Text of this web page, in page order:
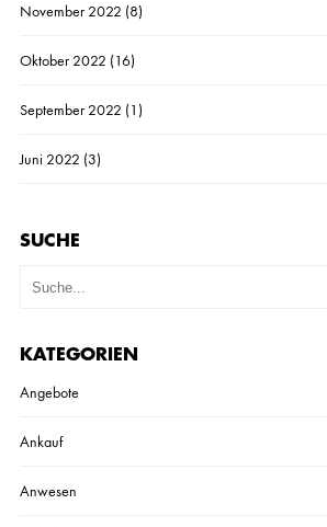
November 2022 (8)
Oktober 2022 (16)
September 2022 (1)
Juni 2022 (3)
SUCHE
KATEGORIEN
Angebote
Ankauf
Anwesen